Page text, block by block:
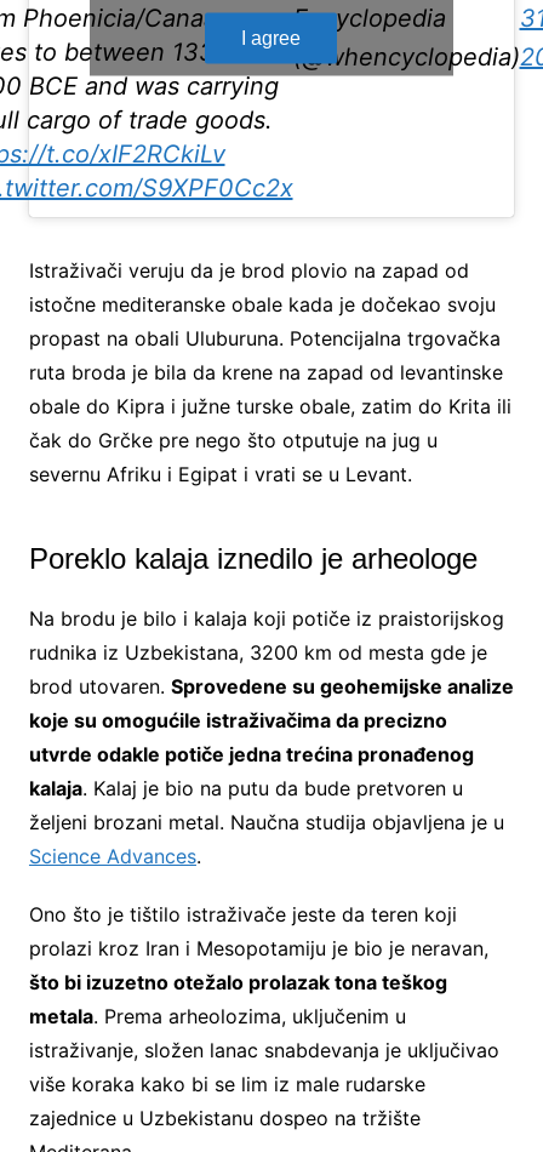
Phoenicia/Canaan,
to between 1330 and
BCE and was carrying
cargo of trade goods.
t.co/xIF2RCkiLv
S9XPF0Cc2x
Encyclopedia
(@whencyclopedia)
I agree
Istraživači veruju da je brod plovio na zapad od
istočne mediteranske obale kada je dočekao svoju
propast na obali Uluburuna. Potencijalna trgovačka
ruta broda je bila da krene na zapad od levantinske
obale do Kipra i južne turske obale, zatim do Krita ili
čak do Grčke pre nego što otputuje na jug u
severnu Afriku i Egipat i vrati se u Levant.
Poreklo kalaja iznedilo je arheologe
Na brodu je bilo i kalaja koji potiče iz praistorijskog
rudnika iz Uzbekistana, 3200 km od mesta gde je
brod utovaren. Sprovedene su geohemijske analize
koje su omogućile istraživačima da precizno
utvrde odakle potiče jedna trećina pronađenog
kalaja. Kalaj je bio na putu da bude pretvoren u
željeni brozani metal. Naučna studija objavljena je u
Science Advances.
Ono što je tištilo istraživače jeste da teren koji
prolazi kroz Iran i Mesopotamiju je bio je neravan,
što bi izuzetno otežalo prolazak tona teškog
metala. Prema arheolozima, uključenim u
istraživanje, složen lanac snabdevanja je uključivao
više koraka kako bi se lim iz male rudarske
zajednice u Uzbekistanu dospeo na tržište